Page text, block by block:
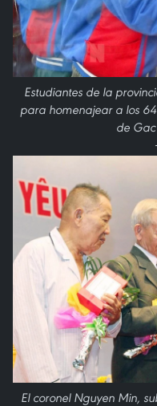
Estudiantes de la
para homenajear a los
de
El coronel Nguyen Min,